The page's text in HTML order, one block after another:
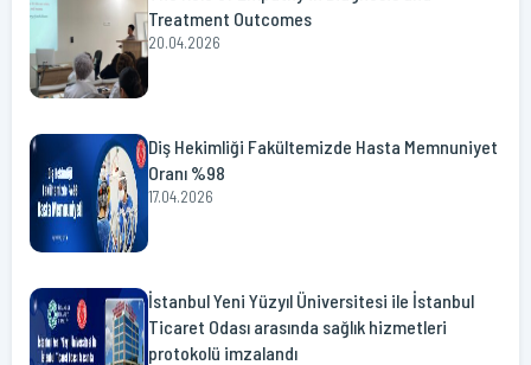
Treatment Outcomes
20.04.2026
Diş Hekimliği Fakültemizde Hasta Memnuniyet
Oranı %98
17.04.2026
İstanbul Yeni Yüzyıl Üniversitesi ile İstanbul
Ticaret Odası arasında sağlık hizmetleri
protokolü imzalandı